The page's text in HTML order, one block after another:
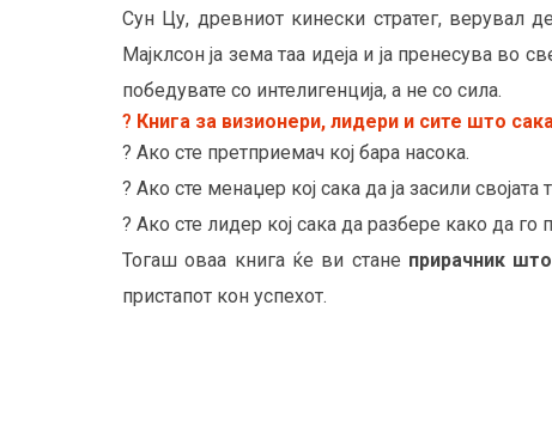
Сун Цу, древниот кинески стратег, верувал
Мајклсон ја зема таа идеја и ја пренесува во
победувате со интелигенција, а не со сила.
? Книга за визионери, лидери и сите што
? Ако сте претприемач кој бара насока.
? Ако сте менаџер кој сака да ја засили
? Ако сте лидер кој сака да разбере како да
Тогаш оваа книга ќе ви стане прирачник
пристапот кон успехот.